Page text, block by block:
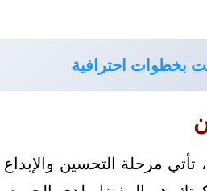
بخطوات احترافية
مرحلة التحسين